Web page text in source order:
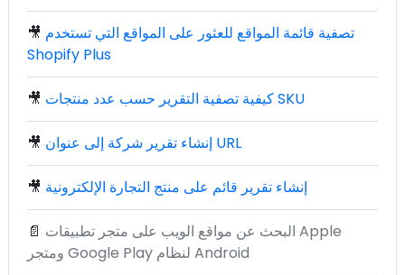
🎥 تصفية قائمة المواقع للعثور على المواقع التي تستخدم
Shopify Plus
🎥 كيفية تصفية التقرير حسب عدد منتجات SKU
🎥 إنشاء تقرير شركة إلى عنوان URL
🎥 إنشاء تقرير قائم على منتج التجارة الإلكترونية
📄 البحث عن مواقع الويب على متجر تطبيقات Apple
ومتجر Google Play لنظام Android